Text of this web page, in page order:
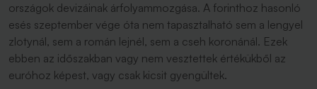
országok devizáinak árfolyammozgása. A forinthoz hasonló
esés szeptember vége óta nem tapasztalható sem a lengyel
zlotynál, sem a román lejnél, sem a cseh koronánál. Ezek
ebben az időszakban vagy nem vesztettek értékükből az
euróhoz képest, vagy csak kicsit gyengültek.